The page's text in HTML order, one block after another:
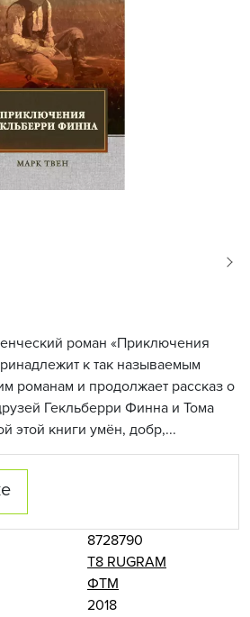
роман «Приключения
к так называемым
романам и продолжает рассказ о
Гекльберри Финна и Тома
этой книги умён, добр,...
8728790
Т8 RUGRAM
ФТМ
2018